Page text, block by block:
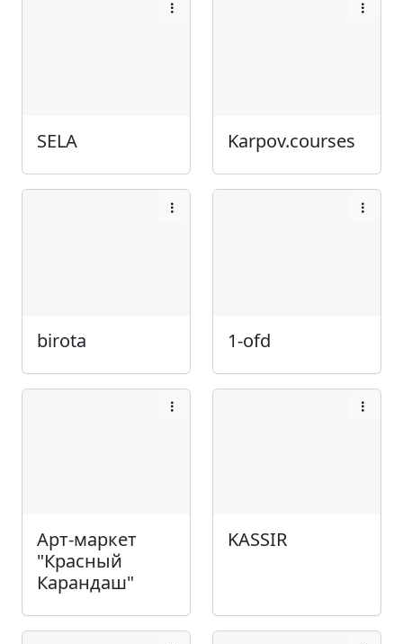
SELA Karpov.courses
birota 1-ofd
Арт-маркет
"Красный
Карандаш"
KASSIR